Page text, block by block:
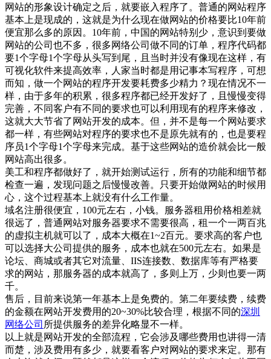
网站的形象设计确定之后，就要嵌入程序了。普通的网站程序
基本上是现成的，这就是为什么现在做网站的价格要比10年前
便宜那么多的原因。10年前，中国的网站特别少，意识到要做
网站的公司也不多，很多网络公司做不同的订单，程序代码都
要1个字母1个字母从头写到尾，且当时并没有像现在这样，有
可视化软件来提高效率，人家当时都是用记事本写程序，可想
而知，做一个网站的程序开发要耗费多少精力？现在情况不一
样，由于多年的积累，很多程序都已经开发好了，且慢慢变得
完善，不同客户有不同的要求也可以利用现有的程序来修改，
这就大大节省了网站开发的成本。但，并不是每一个网站要求
都一样，有些网站对程序的要求也不是原先就有的，也是要程
序员1个字母1个字母来完成。基于这些网站的造价就会比一般
网站高出很多。
美工和程序都做好了，就开始测试运行，所有的功能和细节都
检查一遍，发现问题之后慢慢改善。只要开始做网站的时候用
心，这个过程基本上就没有什么工作量。
域名注册很便宜，100元左右，小钱。服务器租用价格相差就
很远了，普通网站对服务器要求不需要很高，租一个一两百兆
的虚拟主机就可以了，成本大概在1~2百元。要求高的客户也
可以选择大公司提供的服务，成本也就在500元左右。如果是
论坛、商城或者其它对流量、IIS连接数、数据库等有严格要
求的网站，那服务器的成本就高了，多则上万，少则也要一两
千。
售后，目前来说第一年基本上是免费的。第二年要续费，续费
的金额在网站开发费用的20~30%比较合理，根据不同的深圳
网络公司 所提供服务的差异化略显不一样。
以上就是网站开发的全部流程，它会涉及哪些费用也讲得一清
而楚，涉及费用有多少，就要看客户对网站的要求来定。那有